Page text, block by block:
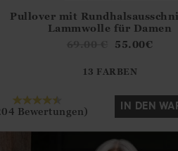
?? ""
Ja Nein
Pullover mit
Lammwolle für Damen
55.00€
13 FARBEN
Bewertungen) IN DEN